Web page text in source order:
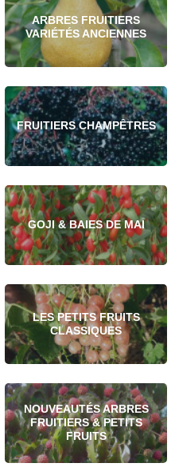
ARBRES FRUITIERS
VARIÉTÉS ANCIENNES
FRUITIERS CHAMPÊTRES
GOJI & BAIES DE MAI
LES PETITS FRUITS
CLASSIQUES
NOUVEAUTÉS ARBRES
FRUITIERS & PETITS
FRUITS